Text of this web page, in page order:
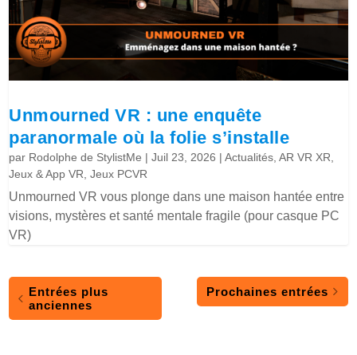
Unmourned VR : une enquête
paranormale où la folie s’installe
par Rodolphe de StylistMe |Juil 23, 2026 |Actualités ,AR VR XR
Jeux & App VR ,Jeux PCVR
Unmourned VR vous plonge dans une maison hantée entre
visions, mystères et santé mentale fragile (pour casque PC
VR)
Entrées plus
anciennes
Prochaines entrées